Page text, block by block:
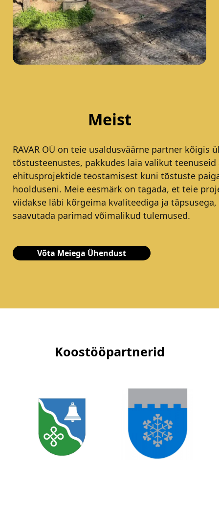
Meist
RAVAR OÜ on teie usaldusväärne partner kõigis
tõstusteenustes, pakkudes laia valikut teenuseid
ehitusprojektide teostamisest kuni tõstuste
hoolduseni. Meie eesmärk on tagada, et teie
viidakse läbi kõrgeima kvaliteediga ja täpsusega,
saavutada parimad võimalikud tulemused.
Võta Meiega Ühendust
Koostööpartnerid